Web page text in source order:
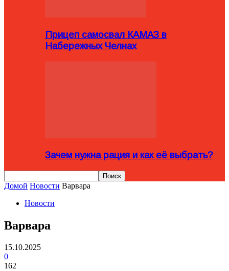
Прицеп самосвал КАМАЗ в
Набережных Челнах
Зачем нужна рация и как её выбрать?
Домой Новости Варвара
Новости
Варвара
15.10.2025
0
162